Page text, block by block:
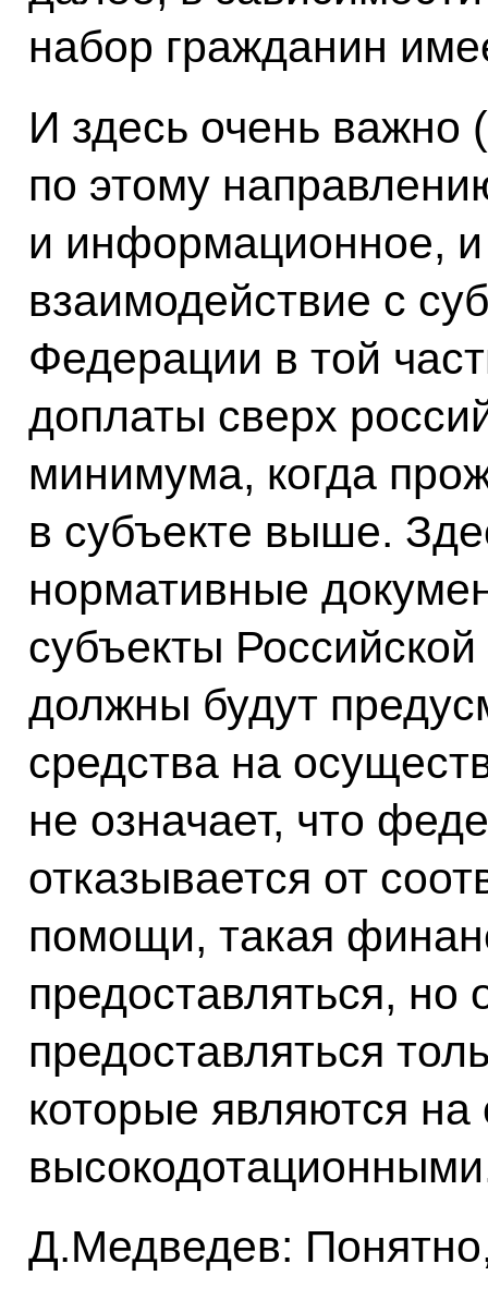
набор гражданин
И здесь очень важно
по этому
и информационное,
взаимодействие с
Федерации в той
доплаты сверх
минимума, когда
в субъекте выше.
нормативные
субъекты
должны будут
средства на
не означает, что
отказывается от
помощи, такая
предоставляться, но
предоставляться
которые являются
Д.Медведев: